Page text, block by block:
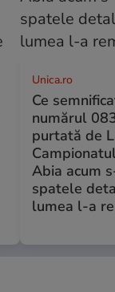
Unica.ro
Ce
numărul
purtată de
Abia acum
spatele
lumea l-a